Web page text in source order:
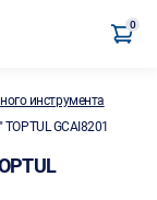
0
инструмента
GCAI8201